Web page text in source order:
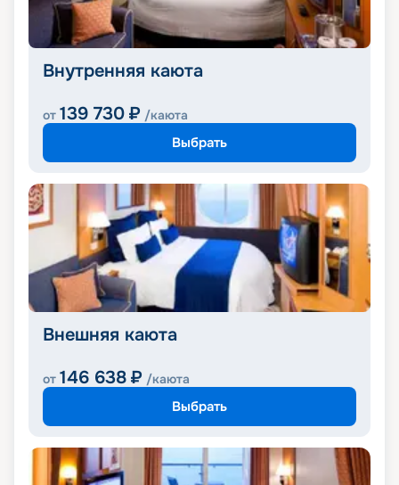
Внутренняя каюта
от 139 730 ₽ /каюта
Выбрать
Внешняя каюта
от 146 638 ₽ /каюта
Выбрать